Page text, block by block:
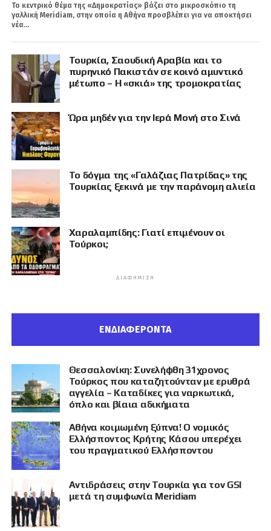
Το κεντρικό θέμα της «Δημοκρατίας» βάζει στο μικροσκόπιο τη
γαλλική Meridiam, στην οποία η Αθήνα προσβλέπει για να αποκτήσει
νέα...
Τουρκία, Σαουδική Αραβία και το
πυρηνικό Πακιστάν σε κοινό αμυντικό
μέτωπο – Η «σκιά» της τρομοκρατίας
Ώρα μηδέν για την Ιερά Μονή στο Σινά
Το δόγμα της «Γαλάζιας Πατρίδας» της
Τουρκίας ξεκινά με την παράνομη αλιεία
Χαραλαμπίδης: Γιατί επιμένουν οι
Τούρκοι;
ΔΙΑΦΉΜΙΣΗ
ΕΝΔΙΑΦΕΡΟΝΤΑ
Θεσσαλονίκη: Συνελήφθη 31χρονος
Τούρκος που καταζητούνταν με ερυθρά
αγγελία – Καταδίκες για ναρκωτικά,
όπλο και βίαια αδικήματα
Αθήνα κοιμωμένη ξύπνα! Ο νομικός
Ελλήσποντος Κρήτης Κάσου υπερέχει
του πραγματικού Ελλήσποντου
Αντιδράσεις στην Τουρκία για τον GSI
μετά τη συμφωνία Meridiam